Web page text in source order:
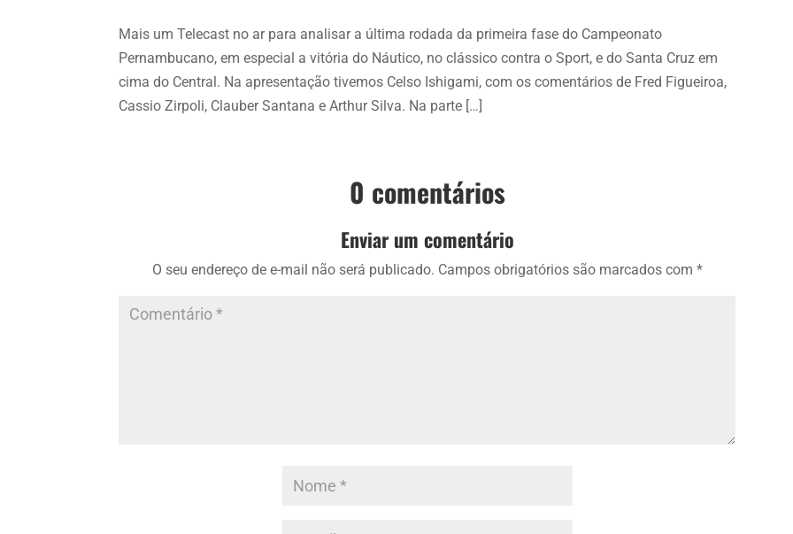
Mais um Telecast no ar para analisar a última rodada da primeira fase do Campeonato
Pernambucano, em especial a vitória do Náutico, no clássico contra o Sport, e do Santa Cruz em
cima do Central. Na apresentação tivemos Celso Ishigami, com os comentários de Fred Figueiroa,
Cassio Zirpoli, Clauber Santana e Arthur Silva. Na parte […]
0 comentários
Enviar um comentário
O seu endereço de e-mail não será publicado. Campos obrigatórios são marcados com *